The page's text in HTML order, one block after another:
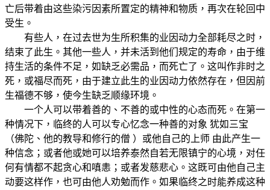
亡后带着由这些染污因素所置定的精神和物质，再次在轮回中
受生。
有些人，在过去世为生所积集的业因动力全部耗尽之时，
结束了此生。其他一些人，并未活到他们规定的寿命，由于维
持生活的条件不足，如缺乏必需品，而死亡了。这叫作非时之
死，或福尽而死，由于建立此生的业因动力依然存在，但因前
生福德不够，使今生缺乏顺缘环境。
一个人可以带着善的、不善的或中性的心态而死。在第一
种情况下，临终的人可以专心忆念一种善的对象 犹如三宝
（佛陀、他的教导和修行的僧 ）或他自己的上师 由此产生一
种信念；或者他或她可以培养泰然自若无限镇宁的心境，对任
何有情都不起贪心和嗔恚；或者发慈悲心。这既可由他自己主
动要这样作，也可由他人劝勉而作。如果临终之时能养成这种